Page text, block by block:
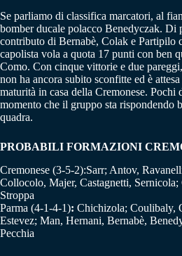
Se parliamo di classifica marcatori, al
bomber ducale polacco Benedyczak. Di
contributo di Bernabè, Colak e Partipilo
capolista vola a quota 17 punti con ben
Como. Con cinque vittorie e due
non ha ancora subito sconfitte ed è
maturità in casa della Cremonese.
momento che il gruppo sta rispondendo
quadra.
PROBABILI FORMAZIONI
Cremonese (3-5-2):Sarr; Antov,
Collocolo, Majer, Castagnetti, Sernicola;
Stroppa
Parma (4-1-4-1): Chichizola; Coulibaly,
Estevez; Man, Hernani, Bernabè,
Pecchia